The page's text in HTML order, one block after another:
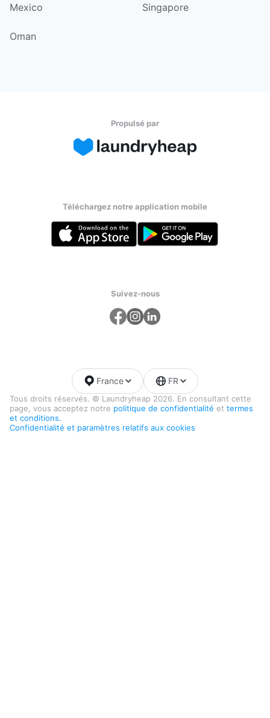
Mexico Singapore
Oman
Propulsé par
Téléchargez notre application mobile
Suivez-nous
Tous droits réservés. © Laundryheap 2026. En consultant cette
page, vous acceptez notre politique de confidentialité et termes
et conditions.
Confidentialité et paramètres relatifs aux cookies
France FR